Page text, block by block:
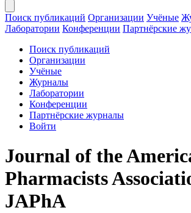
Поиск публикаций Организации Учёные
Лаборатории Конференции Партнёрские
Поиск публикаций
Организации
Учёные
Журналы
Лаборатории
Конференции
Партнёрские журналы
Войти
Journal of the
Pharmacists
JAPhA